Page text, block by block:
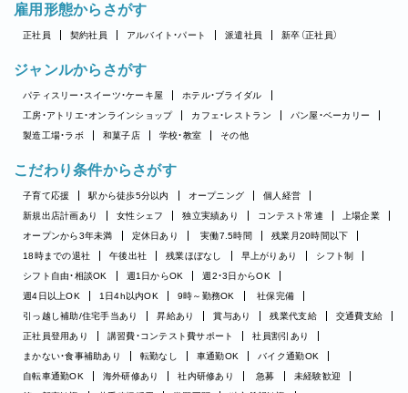
雇用形態からさがす
正社員 契約社員 アルバイト・パート 派遣社員 新卒（正社員）
ジャンルからさがす
パティスリー・スイーツ・ケーキ屋
ホテル・ブライダル
工房・アトリエ・オンラインショップ
カフェ・レストラン
パン屋・ベーカリー
製造工場・ラボ
和菓子店 学校・教室 その他
こだわり条件からさがす
子育て応援 駅から徒歩5分以内 オープニング
個人経営
新規出店計画あり
女性シェフ 独立実績あり コンテスト常連
上場企業
オープンから3年未満
定休日あり 実働7.5時間
残業月20時間以下
18時までの退社
午後出社 残業ほぼなし 早上がりあり
シフト制
シフト自由・相談OK
週1日からOK
週2・3日からOK
週4日以上OK
1日4h以内OK 9時～勤務OK
社保完備
引っ越し補助/住宅手当あり
昇給あり 賞与あり 残業代支給
交通費支給
正社員登用あり
講習費・コンテスト費サポート
社員割引あり
まかない・食事補助あり
転勤なし 車通勤OK
バイク通勤OK
自転車通勤OK
海外研修あり 社内研修あり 急募
未経験歓迎